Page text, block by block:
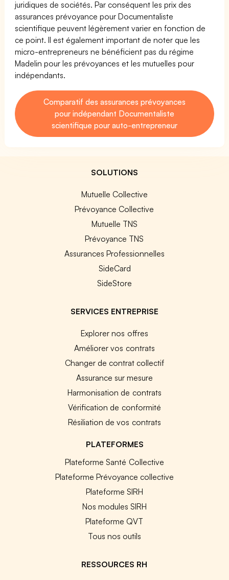
juridiques de sociétés. Par conséquent les prix des
assurances prévoyance pour Documentaliste
scientifique peuvent légèrement varier en fonction de
ce point. Il est également important de noter que les
micro-entrepreneurs ne bénéficient pas du régime
Madelin pour les prévoyances et les mutuelles pour
indépendants.
Comparatif des assurances prévoyances
pour indépendant Documentaliste
scientifique pour auto-entrepreneur
SOLUTIONS
Mutuelle Collective
Prévoyance Collective
Mutuelle TNS
Prévoyance TNS
Assurances Professionnelles
SideCard
SideStore
SERVICES ENTREPRISE
Explorer nos offres
Améliorer vos contrats
Changer de contrat collectif
Assurance sur mesure
Harmonisation de contrats
Vérification de conformité
Résiliation de vos contrats
PLATEFORMES
Plateforme Santé Collective
Plateforme Prévoyance collective
Plateforme SIRH
Nos modules SIRH
Plateforme QVT
Tous nos outils
RESSOURCES RH